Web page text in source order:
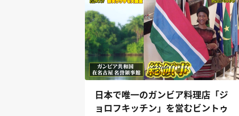
日本で唯一のガンビア料理店「ジ
ョロフキッチン」を営むビントゥ